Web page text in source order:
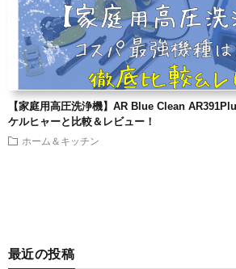
【家庭用高圧洗浄機】AR Blue Clean
ケルヒャーと比較＆レビュー！
ホーム＆キッチン
最近の投稿